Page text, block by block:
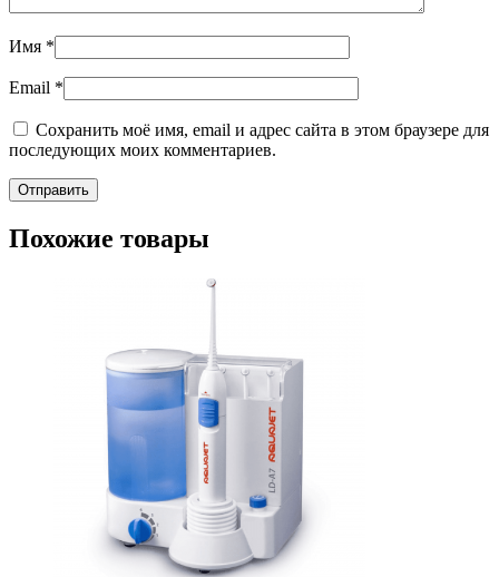
Имя *
Email *
Сохранить моё имя, email и адрес сайта в этом браузере для
последующих моих комментариев.
Похожие товары